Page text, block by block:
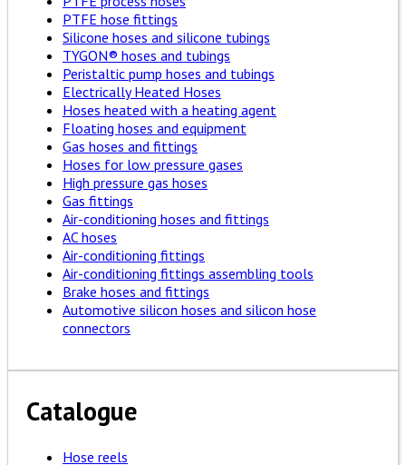
PTFE hose fittings
Silicone hoses and silicone tubings
TYGON® hoses and tubings
Peristaltic pump hoses and tubings
Electrically Heated Hoses
Hoses heated with a heating agent
Floating hoses and equipment
Gas hoses and fittings
Hoses for low pressure gases
High pressure gas hoses
Gas fittings
Air-conditioning hoses and fittings
AC hoses
Air-conditioning fittings
Air-conditioning fittings assembling tools
Brake hoses and fittings
Automotive silicon hoses and silicon hose
connectors
Catalogue
Hose reels